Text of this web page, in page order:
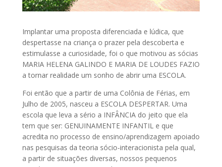
Implantar uma proposta diferenciada e lúdica, que
despertasse na criança o prazer pela descoberta e
estimulasse a curiosidade, foi o que motivou as sócias
MARIA HELENA GALINDO E MARIA DE LOUDES FAZIO
a tornar realidade um sonho de abrir uma ESCOLA.
Foi então que a partir de uma Colônia de Férias, em
Julho de 2005, nasceu a ESCOLA DESPERTAR. Uma
escola que leva a sério a INFÂNCIA do jeito que ela
tem que ser: GENUINAMENTE INFANTIL e que
acredita no processo de ensino/aprendizagem apoiado
nas pesquisas da teoria sócio-interacionista pela qual,
a partir de situações diversas, nossos pequenos